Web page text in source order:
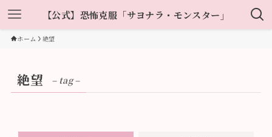
【公式】恐怖克服「サヨナラ・モンスター」
ホーム 絶望
絶望 – tag –